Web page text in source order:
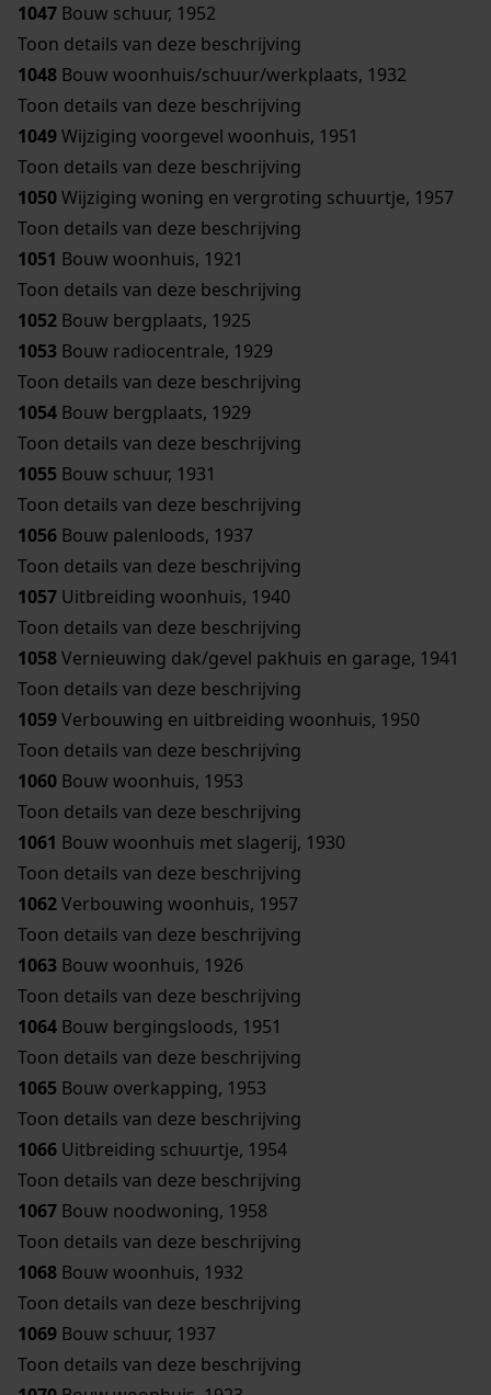
1047 Bouw schuur, 1952
Toon details van deze beschrijving
1048 Bouw woonhuis/schuur/werkplaats, 1932
Toon details van deze beschrijving
1049Wijziging voorgevel woonhuis, 1951
Toon details van deze beschrijving
1050Wijziging woning en vergroting schuurtje, 1957
Toon details van deze beschrijving
1051 Bouw woonhuis, 1921
Toon details van deze beschrijving
1052 Bouw bergplaats, 1925
1053 Bouw radiocentrale, 1929
Toon details van deze beschrijving
1054 Bouw bergplaats, 1929
Toon details van deze beschrijving
1055 Bouw schuur, 1931
Toon details van deze beschrijving
1056 Bouw palenloods, 1937
Toon details van deze beschrijving
1057 Uitbreiding woonhuis, 1940
Toon details van deze beschrijving
1058Vernieuwing dak/gevel pakhuis en garage, 1941
Toon details van deze beschrijving
1059Verbouwing en uitbreiding woonhuis, 1950
Toon details van deze beschrijving
1060 Bouw woonhuis, 1953
Toon details van deze beschrijving
1061 Bouw woonhuis met slagerij, 1930
Toon details van deze beschrijving
1062Verbouwing woonhuis, 1957
Toon details van deze beschrijving
1063 Bouw woonhuis, 1926
Toon details van deze beschrijving
1064 Bouw bergingsloods, 1951
Toon details van deze beschrijving
1065 Bouw overkapping, 1953
Toon details van deze beschrijving
1066 Uitbreiding schuurtje, 1954
Toon details van deze beschrijving
1067 Bouw noodwoning, 1958
Toon details van deze beschrijving
1068 Bouw woonhuis, 1932
Toon details van deze beschrijving
1069 Bouw schuur, 1937
Toon details van deze beschrijving